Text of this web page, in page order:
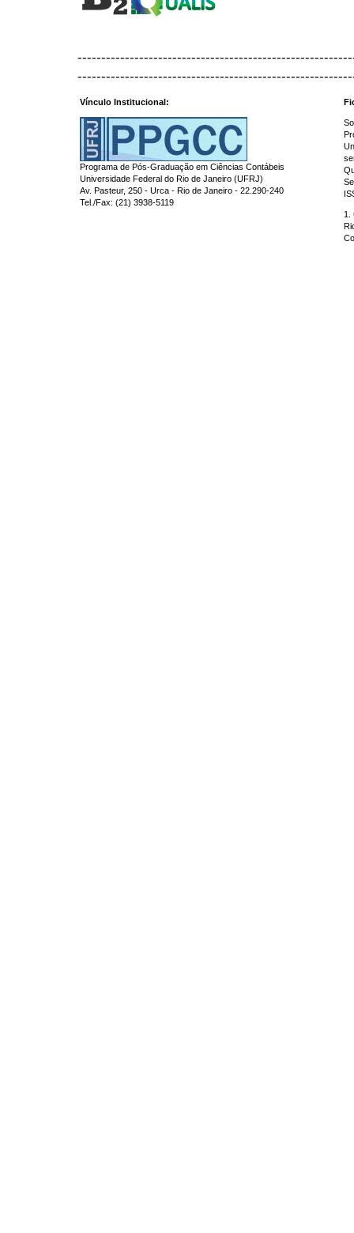
Vínculo Institucional:
Programa de Pós-Graduação em Ciências Contábeis
Universidade Federal do Rio de Janeiro (UFRJ)
Av. Pasteur, 250 - Urca - Rio de Janeiro - 22.290-240
Tel./Fax: (21) 3938-5119
1.